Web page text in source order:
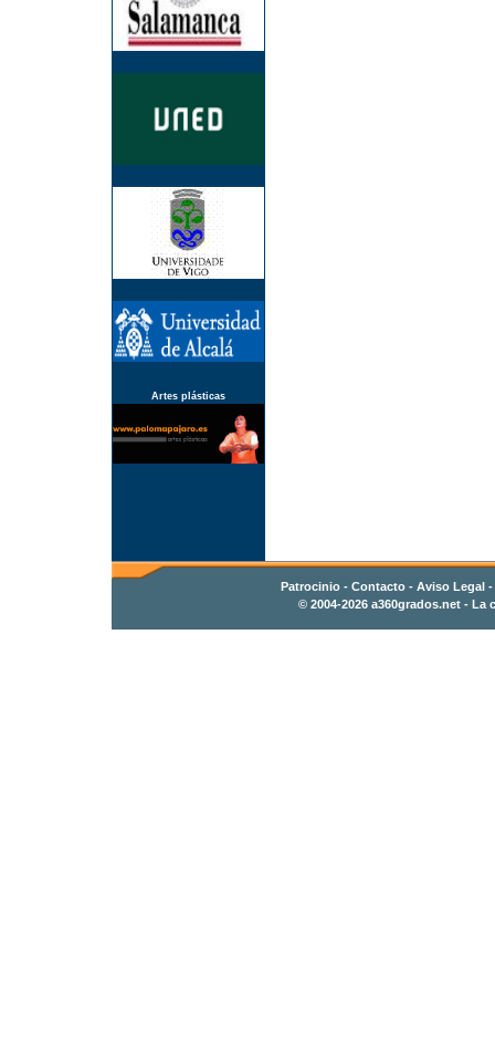
Artes plásticas
Patrocinio- Contacto- Aviso Legal -
© 2004-2026 a360grados.net- La